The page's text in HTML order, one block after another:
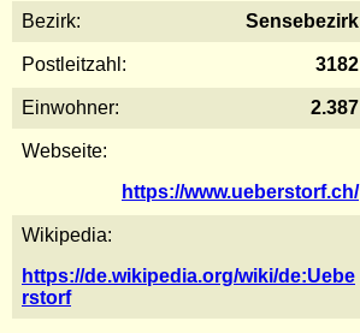
Bezirk: Sensebezirk
Postleitzahl: 3182
Einwohner: 2.387
Webseite:
https://www.ueberstorf.ch/
Wikipedia:
https://de.wikipedia.org/wiki/de:Uebe
rstorf